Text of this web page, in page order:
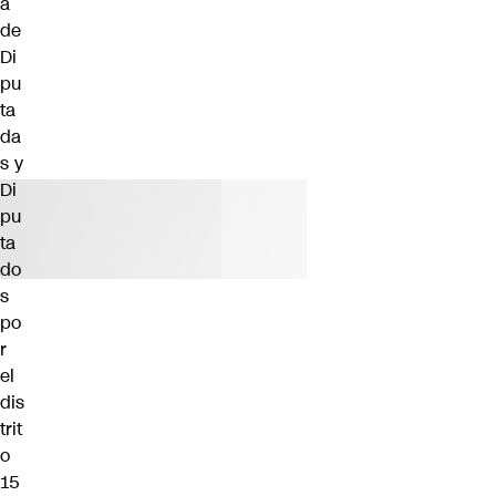
de
Di
pu
ta
da
s y
Di
pu
ta
do
s
po
r
el
dis
trit
o
15